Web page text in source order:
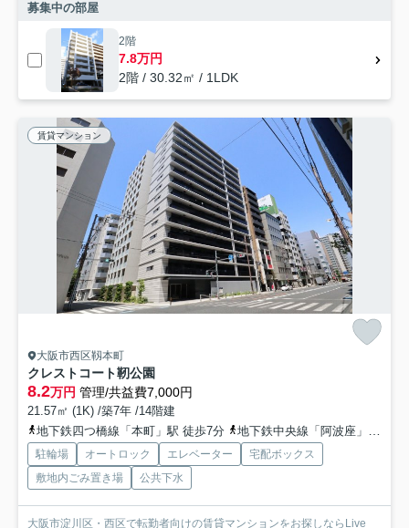
募集中の部屋
2階
7.8万円
2階 / 30.32㎡ / 1LDK
賃貸マンション
大阪市西区靱本町
クレストコート靭公園
8.2万円 管理/共益費7,000円
21.57㎡ (1K) /築7年 /14階建
地下鉄四つ橋線「本町」駅 徒歩7分
地下鉄中央線「阿波座」駅 徒歩4分
駐輪場 オートロック エレベーター
宅配ボックス
敷地内ごみ置き場
公共下水
大阪市淀川区・西区で転勤者向けの賃貸マンションをお探しならLive